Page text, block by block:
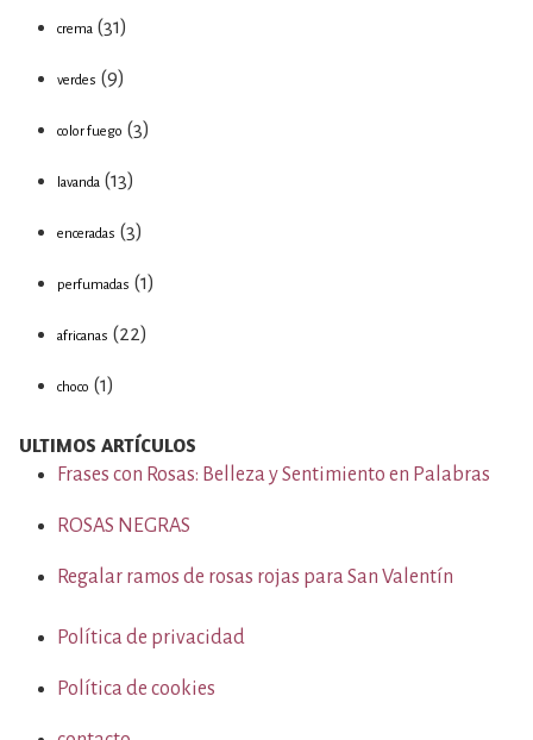
crema (31)
verdes (9)
color fuego (3)
lavanda (13)
enceradas (3)
perfumadas (1)
africanas (22)
choco (1)
ULTIMOS ARTÍCULOS
Frases con Rosas: Belleza y Sentimiento en Palabras
ROSAS NEGRAS
Regalar ramos de rosas rojas para San Valentín
Política de privacidad
Política de cookies